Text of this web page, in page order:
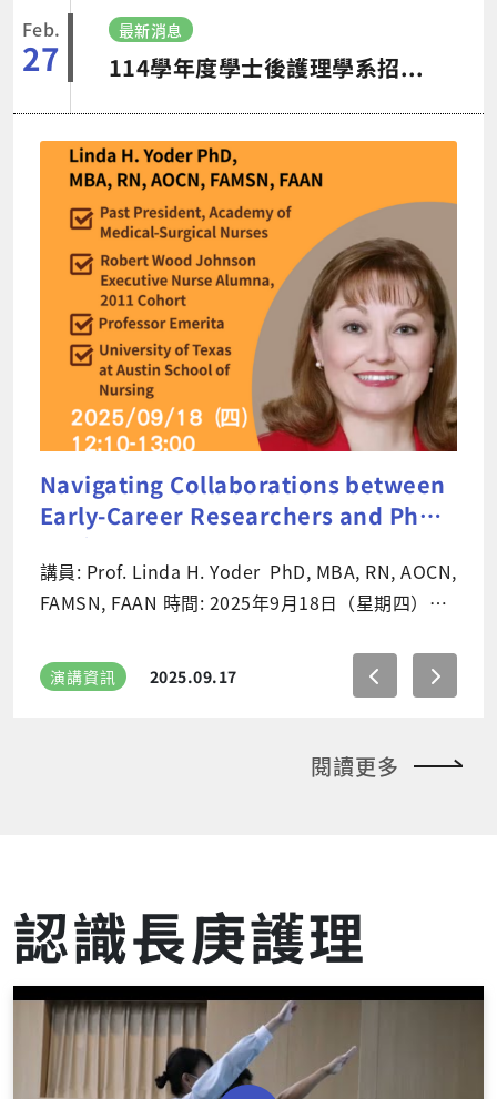
Feb.
27
最新消息
114學年度學士後護理學系招生囉~~報名日期自114年2月24日至3月20日止
between
and PhD
PhD, MBA, RN, AOCN,
and PhD Advisors
84um82
How to Become a
Nursing Leader in
Environment
講員: Prof. Eun-Ok Im
時間: 113/11/12 (二)
二醫學大樓B2 OSCE 數
to Become a
anging Environment 在變
功的護理領導者
演講資訊 2024.09.30
閱讀更多
認識長庚護理